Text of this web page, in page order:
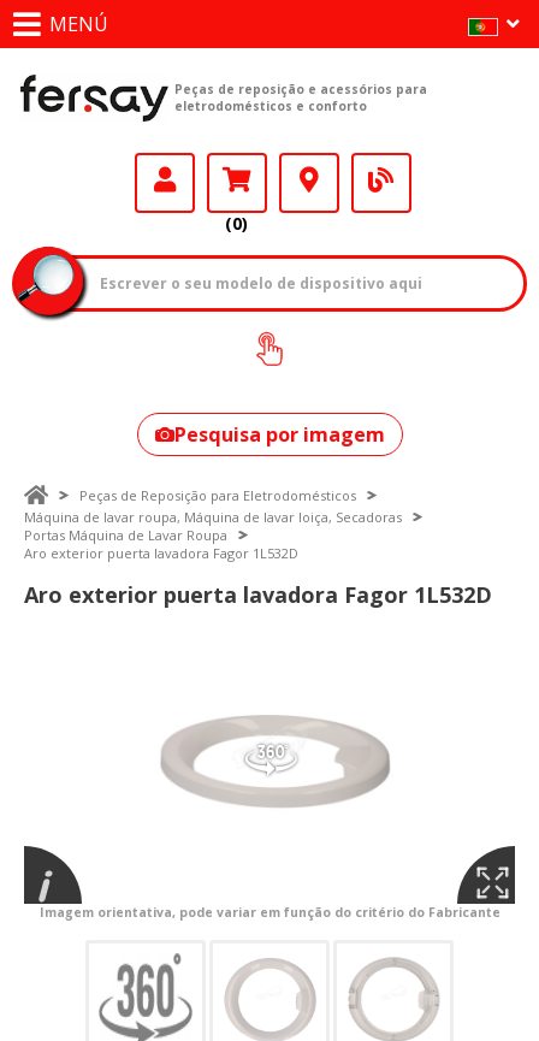
MENÚ
Peças de reposição e acessórios para
eletrodomésticos e conforto
(0)
Como encontrar
o seu modelo?
Pesquisa por imagem
Peças de Reposição para Eletrodomésticos
Máquina de lavar roupa, Máquina de lavar loiça, Secadoras
Portas Máquina de Lavar Roupa
Aro exterior puerta lavadora Fagor 1L532D
Aro exterior puerta lavadora Fagor 1L532D
Imagem orientativa, pode variar em função do critério do Fabricante